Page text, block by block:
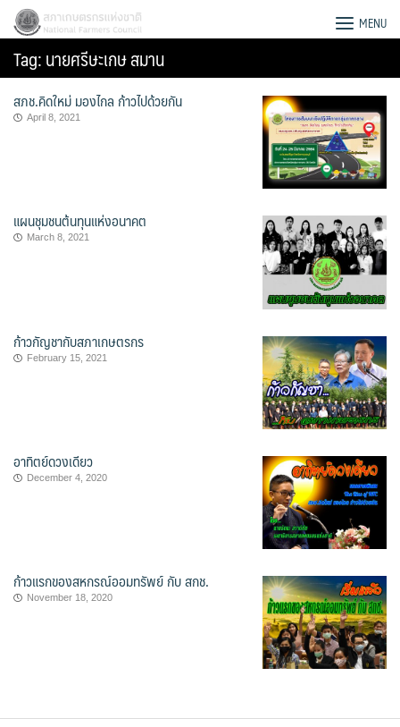
Skip
content
Search
for:
สภาเกษตรกรแห่งชาติ MENU
Tag:นายศรีษะเกษ สมาน
สภช.คิดใหม่ มองไกล ก้าวไปด้วยกัน
April 8, 2021
แผนชุมชนต้นทุนแห่งอนาคต
March 8, 2021
ก้าวกัญชากับสภาเกษตรกร
February 15, 2021
อาทิตย์ดวงเดียว
December 4, 2020
ก้าวแรกของสหกรณ์ออมทรัพย์ กับ สกช.
November 18, 2020